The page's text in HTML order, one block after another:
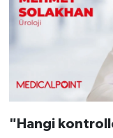
"Hangi